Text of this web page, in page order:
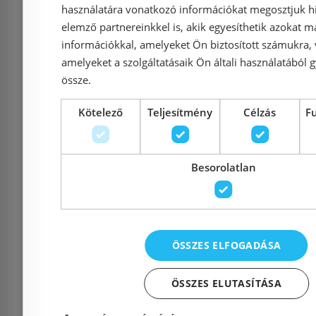
Geberit Duofix mosdó
szerelőelem, 112 cm, álló
Azonosító: 165810
Cikkszám: 111.556.00.1
Grohe
használatára vonatkozó információkat megosztjuk
elemző partnereinkkel is, akik egyesíthetik azokat
információkkal, amelyeket Ön biztosított számukra,
amelyeket a szolgáltatásaik Ön általi használatából
össze.
Kötelező Teljesítmény Célzás
Besorolatlan
ÖSSZES ELFOGADÁSA
ÖSSZES ELUTASÍTÁSA